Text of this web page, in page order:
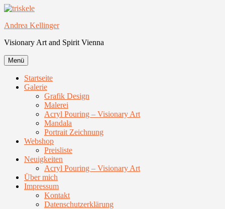
Zum
springen
Andrea Kellinger
Visionary Art and Spirit Vienna
Menü
Startseite
Galerie
Grafik Design
Malerei
Acryl Pouring – Visionary Art
Mandala
Portrait Zeichnung
Webshop
Preisliste
Neuigkeiten
Acryl Pouring – Visionary Art
Über mich
Impressum
Kontakt
Datenschutzerklärung